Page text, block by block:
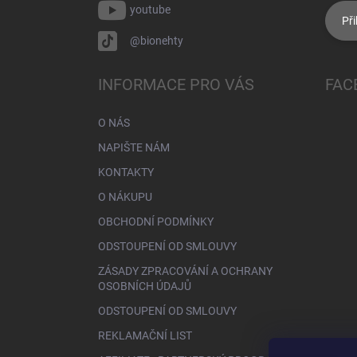
youtube
@bionehty
INFORMACE PRO VÁS
O NÁS
NAPIŠTE NÁM
KONTAKTY
O NÁKUPU
OBCHODNÍ PODMÍNKY
ODSTOUPENÍ OD SMLOUVY
ZÁSADY ZPRACOVÁNÍ A OCHRANY
OSOBNÍCH ÚDAJŮ
ODSTOUPENÍ OD SMLOUVY
REKLAMAČNÍ LIST